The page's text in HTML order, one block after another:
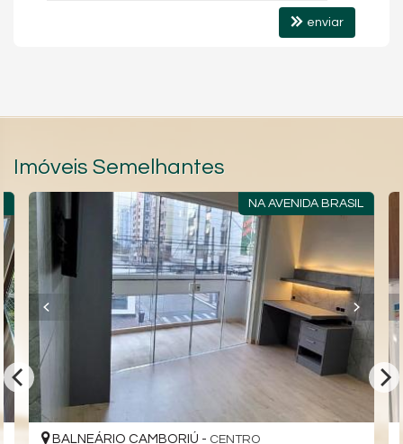
enviar
Imóveis Semelhantes
NA AVENIDA BRASIL
BALNEÁRIO CAMBORIÚ - CENTRO